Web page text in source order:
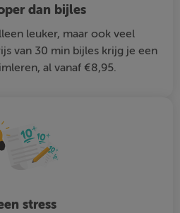
dan bijles
leuker, maar ook veel
van 30 min bijles krijg je een
al vanaf €8,95.
stress